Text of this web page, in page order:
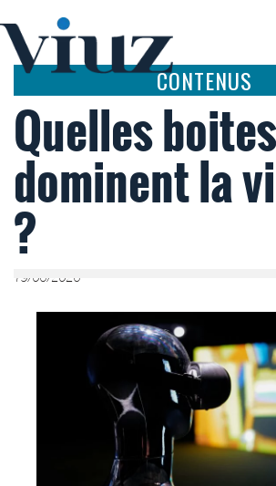
CONTENUS
Quelles boites
dominent la
?
19/06/2026